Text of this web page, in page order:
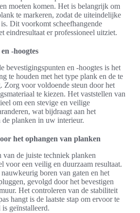
moeten komen. Het is belangrijk om
te markeren, zodat de uiteindelijke
Dit voorkomt scheefhangende
eindresultaat er professioneel uitziet.
-hoogtes
bevestigingspunten en -hoogtes is het
te houden met het type plank en de te
Zorg voor voldoende steun door het
te kiezen. Het vaststellen van
om een stevige en veilige
wat bijdraagt aan het
planken in uw interieur.
het ophangen van planken
van de juiste techniek planken
voor een veilig en duurzaam resultaat.
boren van gaten en het
gevolgd door het bevestigen
Het controleren van de stabiliteit
hangt is de laatste stap om ervoor te
geïnstalleerd.